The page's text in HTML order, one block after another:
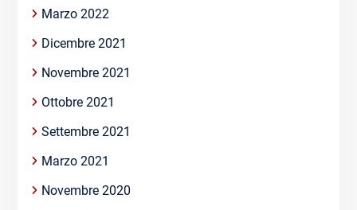
Marzo 2022
Dicembre 2021
Novembre 2021
Ottobre 2021
Settembre 2021
Marzo 2021
Novembre 2020